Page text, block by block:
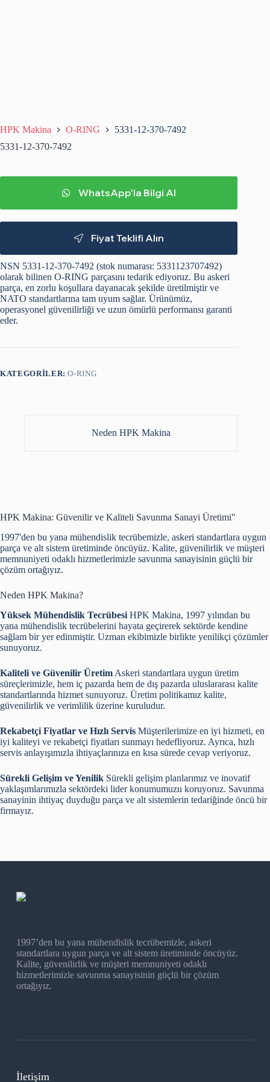
HPK Makina O-RING
5331-12-370-7492
5331-12-370-7492
WhatsApp'la Bilgi Al
Fiyat Teklifi Alın
NSN 5331-12-370-7492 (stok numarası: 5331123707492)
olarak bilinen O-RING parçasını tedarik ediyoruz. Bu askeri
parça, en zorlu koşullara dayanacak şekilde üretilmiştir ve
NATO standartlarına tam uyum sağlar. Ürünümüz,
operasyonel güvenilirliği ve uzun ömürlü performansı garanti
eder.
KATEGORILER:O-RING
Neden HPK Makina
HPK Makina: Güvenilir ve Kaliteli Savunma Sanayi Üretimi"
1997'den bu yana mühendislik tecrübemizle, askeri standartlara uygun
parça ve alt sistem üretiminde öncüyüz. Kalite, güvenilirlik ve müşteri
memnuniyeti odaklı hizmetlerimizle savunma sanayisinin güçlü bir
çözüm ortağıyız.
Neden HPK Makina?
Yüksek Mühendislik Tecrübesi HPK Makina, 1997 yılından bu
yana mühendislik tecrübelerini hayata geçirerek sektörde kendine
sağlam bir yer edinmiştir. Uzman ekibimizle birlikte yenilikçi çözümler
sunuyoruz.
Kaliteli ve Güvenilir Üretim Askeri standartlara uygun üretim
süreçlerimizle, hem iç pazarda hem de dış pazarda uluslararası kalite
standartlarında hizmet sunuyoruz. Üretim politikamız kalite,
güvenilirlik ve verimlilik üzerine kuruludur.
Rekabetçi Fiyatlar ve Hızlı Servis Müşterilerimize en iyi hizmeti, en
iyi kaliteyi ve rekabetçi fiyatları sunmayı hedefliyoruz. Ayrıca, hızlı
servis anlayışımızla ihtiyaçlarınıza en kısa sürede cevap veriyoruz.
Sürekli Gelişim ve Yenilik Sürekli gelişim planlarımız ve inovatif
yaklaşımlarımızla sektördeki lider konumumuzu koruyoruz. Savunma
sanayinin ihtiyaç duyduğu parça ve alt sistemlerin tedariğinde öncü bir
firmayız.
1997’den bu yana mühendislik tecrübemizle, askeri
standartlara uygun parça ve alt sistem üretiminde öncüyüz.
Kalite, güvenilirlik ve müşteri memnuniyeti odaklı
hizmetlerimizle savunma sanayisinin güçlü bir çözüm
ortağıyız.
İletişim